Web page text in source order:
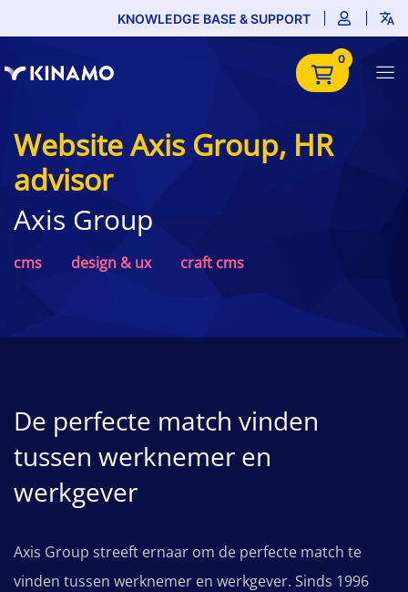
KNOWLEDGE BASE & SUPPORT
0
Website Axis Group, HR
advisor
Axis Group
cms design & ux craft cms
De perfecte match vinden
tussen werknemer en
werkgever
Axis Group streeft ernaar om de perfecte match te
vinden tussen werknemer en werkgever. Sinds 1996